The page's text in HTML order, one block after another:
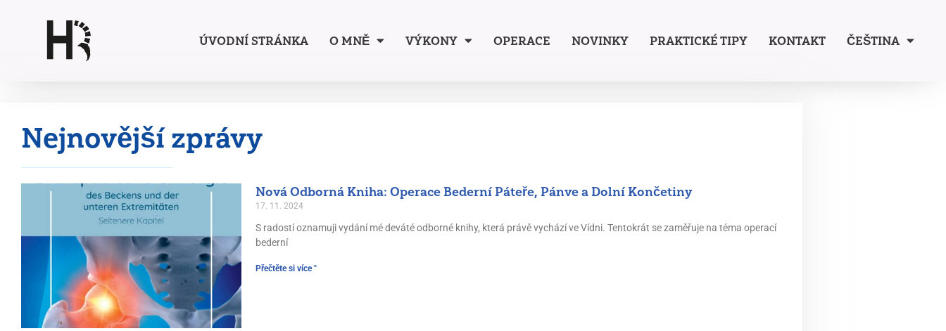
Přeskočit
ÚVODNÍ STRÁNKA O MNĚ VÝKONY OPERACE NOVINKY PRAKTICKÉ TIPY KONTAKT ČEŠTINA
Nejnovější zprávy
Nová Odborná Kniha: Operace Bederní Páteře, Pánve a Dolní Končetiny
17. 11. 2024
S radostí oznamuji vydání mé deváté odborné knihy, která právě vychází ve Vídni. Tentokrát se zaměřuje na téma operací
bederní
Přečtěte si více "